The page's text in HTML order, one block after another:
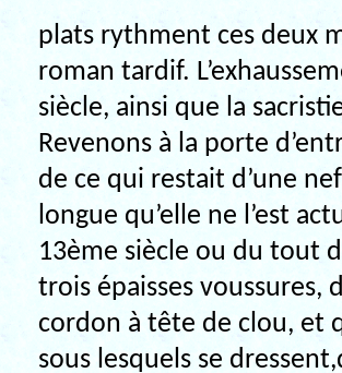
plats rythment ces deux
roman tardif.
siècle, ainsi que la
Revenons à la porte
de ce qui restait d’une
longue qu’elle ne l’est
13ème siècle ou du tout
trois épaisses voussures,
cordon à tête de clou, et
sous lesquels se